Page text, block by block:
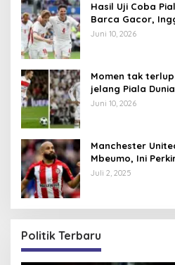
Hasil Uji Coba
Barca Gacor,
Juni 10, 2026
Momen tak
jelang Piala
pernah dapat
Juni 10, 2026
Manchester
Mbeumo, Ini
dalam Skema
Juli 2, 2025
Politik Terbaru